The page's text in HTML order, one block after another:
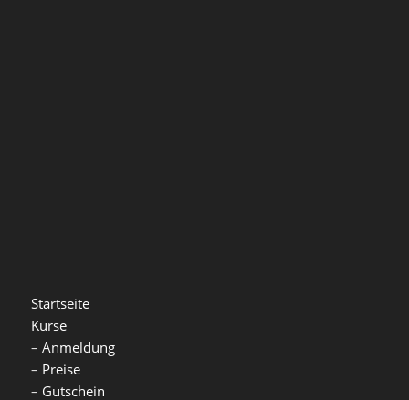
Startseite
Kurse
– Anmeldung
– Preise
– Gutschein